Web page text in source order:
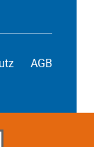
AGB